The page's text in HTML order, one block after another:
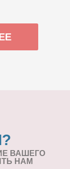
ВАШЕГО
НАМ